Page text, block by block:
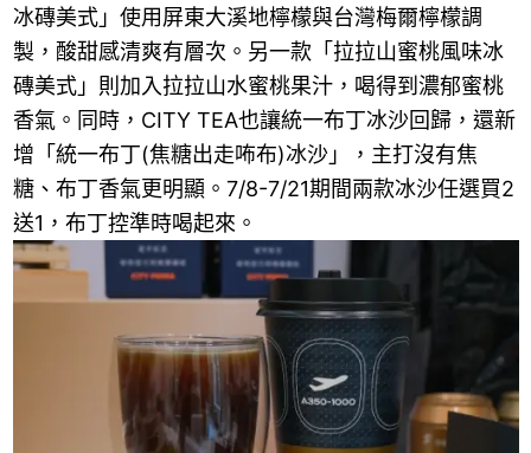
冰磚美式」使用屏東大溪地檸檬與台灣梅爾檸檬調
製，酸甜感清爽有層次。另一款「拉拉山蜜桃風味冰
磚美式」則加入拉拉山水蜜桃果汁，喝得到濃郁蜜桃
香氣。同時，CITY TEA也讓統一布丁冰沙回歸，還新
增「統一布丁(焦糖出走咘布)冰沙」，主打沒有焦
糖、布丁香氣更明顯。7/8-7/21期間兩款冰沙任選買2
送1，布丁控準時喝起來。